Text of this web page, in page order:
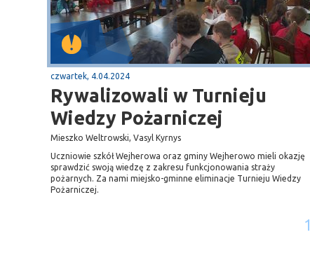
czwartek, 4.04.2024
Rywalizowali w Turnieju
Wiedzy Pożarniczej
Mieszko Weltrowski, Vasyl Kyrnys
Uczniowie szkół Wejherowa oraz gminy Wejherowo mieli okazję
sprawdzić swoją wiedzę z zakresu funkcjonowania straży
pożarnych. Za nami miejsko-gminne eliminacje Turnieju Wiedzy
Pożarniczej.
1